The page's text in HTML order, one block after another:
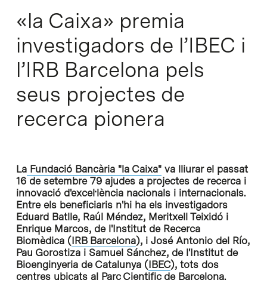
«la Caixa» premia
investigadors de l’IBEC i
l’IRB Barcelona pels
seus projectes de
recerca pionera
LaFundació Bancària "la Caixa"va lliurar el passat
16 de setembre 79 ajudes a projectes de recerca i
innovació d'excel·lència nacionals i internacionals.
Entre els beneficiaris n'hi ha els investigadors
Eduard Batlle, Raúl Méndez, Meritxell Teixidó i
Enrique Marcos, de l'Institut de Recerca
Biomèdica (IRB Barcelona), i José Antonio del Río,
Pau Gorostiza i Samuel Sánchez, de l'Institut de
Bioenginyeria de Catalunya (IBEC), tots dos
centres ubicats al Parc Cientific de Barcelona.